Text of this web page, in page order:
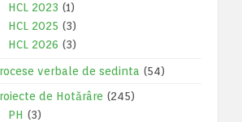
HCL 2023 (1)
HCL 2025 (3)
HCL 2026 (3)
verbale de sedinta (54)
de Hotărâre (245)
PH (3)